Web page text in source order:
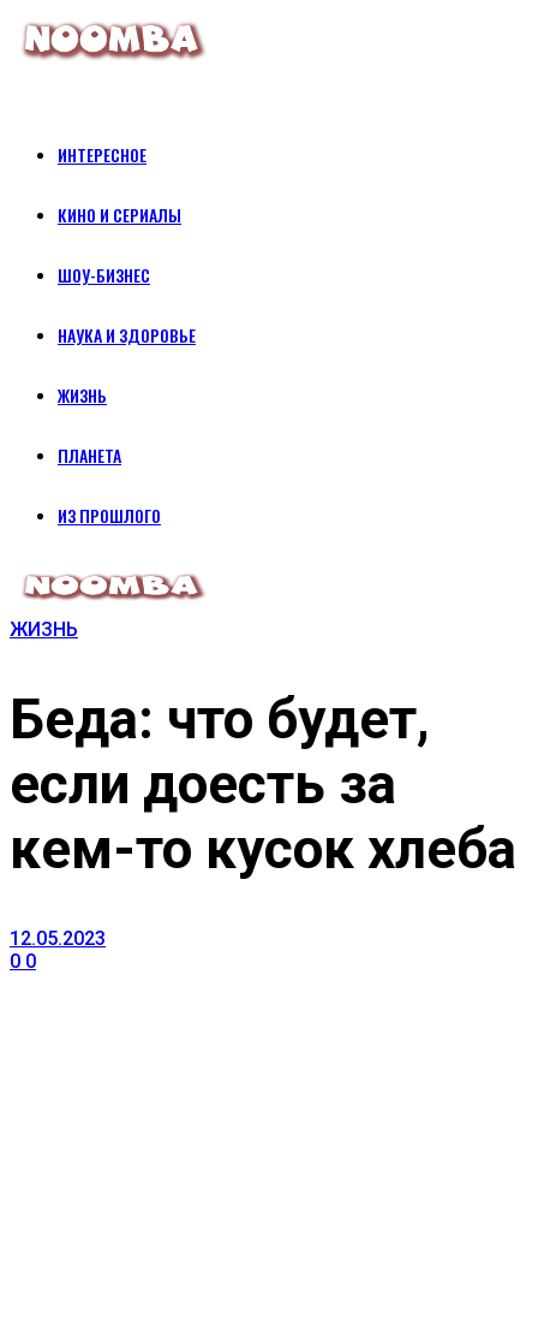
ИНТЕРЕСНОЕ
КИНО И СЕРИАЛЫ
ШОУ-БИЗНЕС
НАУКА И ЗДОРОВЬЕ
ЖИЗНЬ
ПЛАНЕТА
ИЗ ПРОШЛОГО
ЖИЗНЬ
Беда: что будет,
если доесть за
кем-то кусок хлеба
12.05.2023
0 0